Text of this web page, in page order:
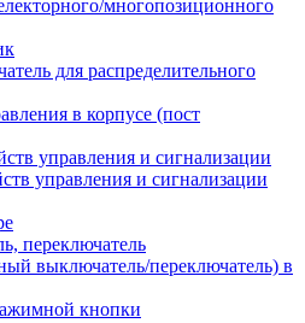
многопозиционного
для распределительного
в корпусе (пост
управления и сигнализации
управления и сигнализации
переключатель
выключатель/переключатель) в
кнопки